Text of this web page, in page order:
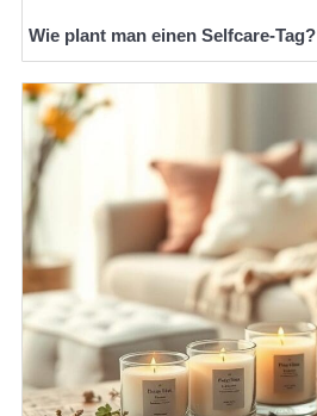
Wie plant man einen Selfcare-Tag?